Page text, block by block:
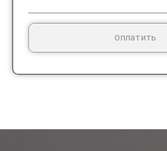
Оплатить